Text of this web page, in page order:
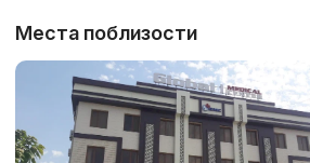
Места поблизости